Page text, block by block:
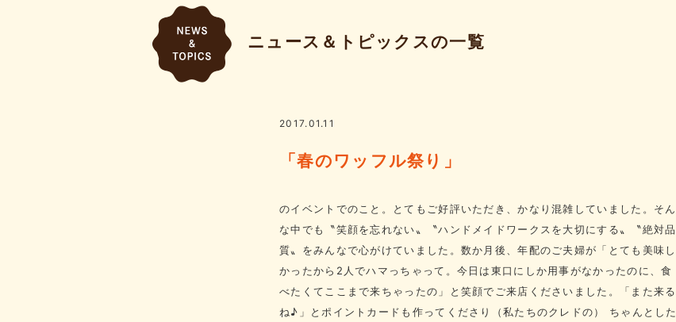
ニュース＆トピックスの一覧
2017.01.11
「春のワッフル祭り」
のイベントでのこと。とてもご好評いただき、かなり混雑していました。そん
な中でも〝笑顔を忘れない〟〝ハンドメイドワークスを大切にする〟〝絶対品
質〟をみんなで心がけていました。数か月後、年配のご夫婦が「とても美味し
かったから2人でハマっちゃって。今日は東口にしか用事がなかったのに、食
べたくてここまで来ちゃったの」と笑顔でご来店くださいました。「また来る
ね♪」とポイントカードも作ってくださり（私たちのクレドの） ちゃんとした